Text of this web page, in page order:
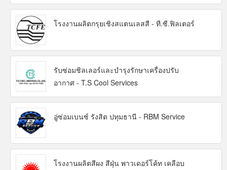
โรงงานผลิตกรุยเชิงสแตนเลสสี - ที.ซี.ฟิลเตอร์
รับซ่อมชิลเลอร์และบำรุงรักษาเครื่องปรับ
อากาศ - T.S Cool Services
อู่ซ่อมเบนซ์ รังสิต ปทุมธานี - RBM Service
โรงงานผลิตสีผง สีฝุ่น พาวเดอร์โค้ท เคลือบ